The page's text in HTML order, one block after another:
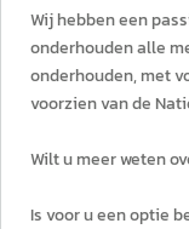
Wij hebben een
onderhouden alle
onderhouden, met
voorzien van de
Wilt u meer weten
Is voor u een optie